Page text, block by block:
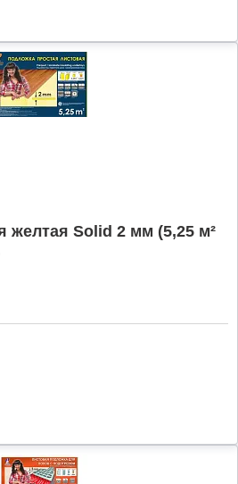
желтая Solid 2 мм (5,25 м²